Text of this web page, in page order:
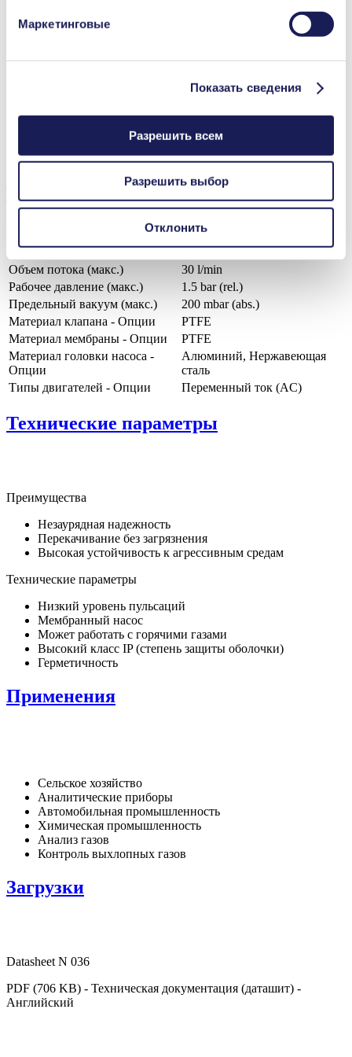
о защите данных
Маркетинговые
Показать сведения
Разрешить всем
Разрешить выбор
Отклонить
Техническая информация
Объем потока (макс.)
30 l/min
Рабочее давление (макс.)
1.5 bar (rel.)
Предельный вакуум (макс.)
200 mbar (abs.)
Материал клапана - Опции
PTFE
Материал мембраны - Опции
PTFE
Материал головки насоса -
Опции
Алюминий, Нержавеющая
сталь
Типы двигателей - Опции
Переменный ток (AC)
Технические параметры
Преимущества
Незаурядная надежность
Перекачивание без загрязнения
Высокая устойчивость к агрессивным средам
Технические параметры
Низкий уровень пульсаций
Мембранный насос
Может работать с горячими газами
Высокий класс IP (степень защиты оболочки)
Герметичность
Применения
Сельское хозяйство
Аналитические приборы
Автомобильная промышленность
Химическая промышленность
Анализ газов
Контроль выхлопных газов
Загрузки
Datasheet N 036
PDF (706 KB) - Техническая документация (даташит) -
Английский